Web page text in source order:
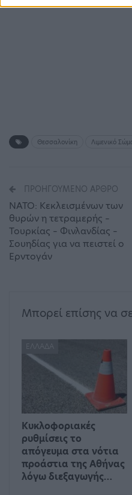
Θεσσαλονίκη Λιμενικό
ΠΡΟΗΓΟΎΜΕΝΟ ΆΡΘΡΟ
ΝΑΤΟ: Κεκλεισμένων των
θυρών η τετραμερής –
Τουρκίας – Φινλανδίας –
Σουηδίας για να πειστεί ο
Ερντογάν
Μπορεί επίσης να
ΕΛΛΆΔΑ
Kυκλοφοριακές
ρυθμίσεις το
απόγευμα στα νότια
προάστια της Αθήνας
λόγω διεξαγωγής…